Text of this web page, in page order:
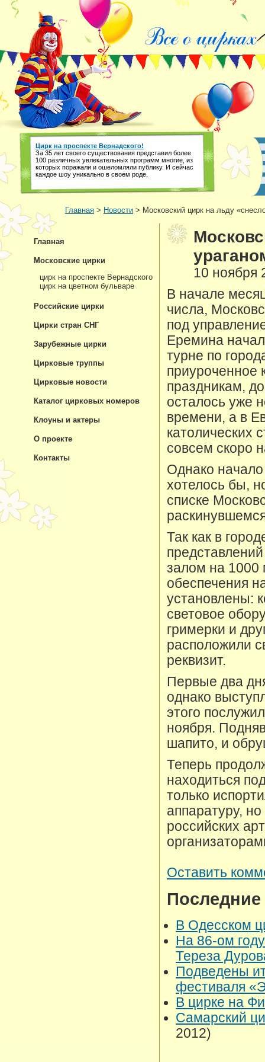
Цирк на проспекте Вернадского!
За 35 лет своего существования представил более
100 различных увлекательных программ многие, из
которых поражали и ошеломляли публику. И сейчас
каждое шоу уникально в своем роде.
Главная > Новости > Московский цирк на льду
10 ноября
В начале
числа,
под
Еремина
турне по
приуроченное
праздникам,
осталось уже
времени, а в
католических
совсем скоро
Однако
хотелось бы,
списке
Так как в
залом на 1000
обеспечения
установлены:
световое
гримерки и
расположили
реквизит.
Первые два
однако
этого
ноября.
шапито, и
Теперь
находиться
только
аппаратуру,
российских
Оставить
В Одесском
На 86-ом
Тереза
Подведены
фестиваля
В цирке на
Самарский
2012)
Главная
Московские цирки
цирк на проспекте Вернадского
цирк на цветном бульваре
Российские цирки
Цирки стран СНГ
Зарубежные цирки
Цирковые труппы
Цирковые новости
Каталог цирковых номеров
Клоуны и актеры
О проекте
Контакты